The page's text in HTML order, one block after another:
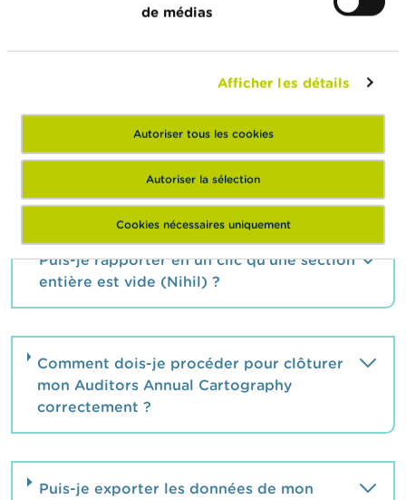
de médias
Afficher les détails
Autoriser tous les cookies
Autoriser la sélection
Cookies nécessaires uniquement
Puis-je réutiliser les données du « Détail
des missions de contrôle légal des
comptes » que j’ai déjà encodées l’année
passée dans mon Auditors Annual
Puis-je rapporter en un clic qu’une section
entière est vide (Nihil) ?
Comment dois-je procéder pour clôturer
mon Auditors Annual Cartography
correctement ?
Puis-je exporter les données de mon